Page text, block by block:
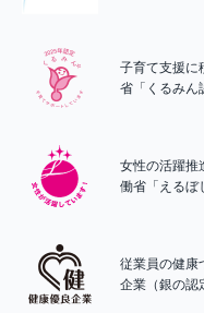
子育て支援に
省「くるみん
女性の活躍推
働省「えるぼ
従業員の健康
企業（銀の認